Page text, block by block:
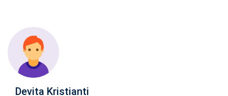
Devita Kristianti